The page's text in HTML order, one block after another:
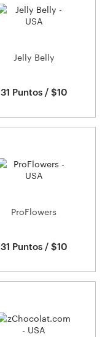
Jelly Belly
31 Puntos / $10
ProFlowers
31 Puntos / $10